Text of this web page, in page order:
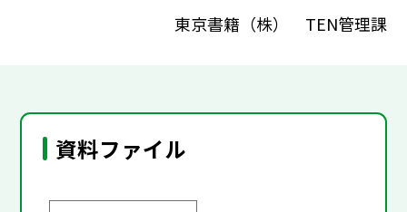
東京書籍（株） TEN管理課
資料ファイル